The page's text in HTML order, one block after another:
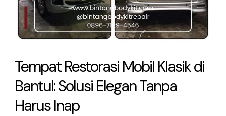
Tempat Restorasi Mobil Klasik di
Bantul: Solusi Elegan Tanpa
Harus Inap
Harus
Inap